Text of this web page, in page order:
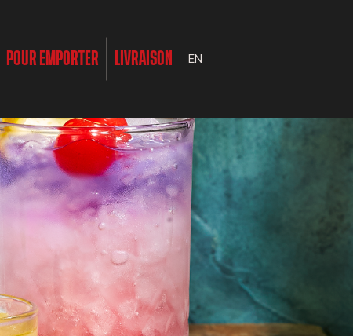
POUR EMPORTER LIVRAISON EN